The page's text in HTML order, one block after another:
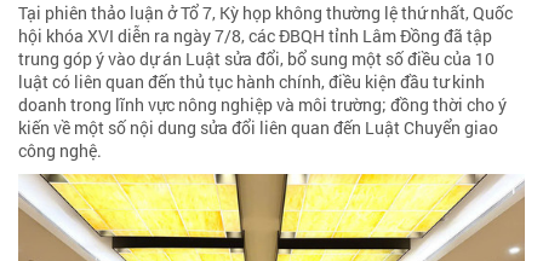
Tại phiên thảo luận ở Tổ 7, Kỳ họp không thường lệ thứ nhất, Quốc
hội khóa XVI diễn ra ngày 7/8, các ĐBQH tỉnh Lâm Đồng đã tập
trung góp ý vào dự án Luật sửa đổi, bổ sung một số điều của 10
luật có liên quan đến thủ tục hành chính, điều kiện đầu tư kinh
doanh trong lĩnh vực nông nghiệp và môi trường; đồng thời cho ý
kiến về một số nội dung sửa đổi liên quan đến Luật Chuyển giao
công nghệ.